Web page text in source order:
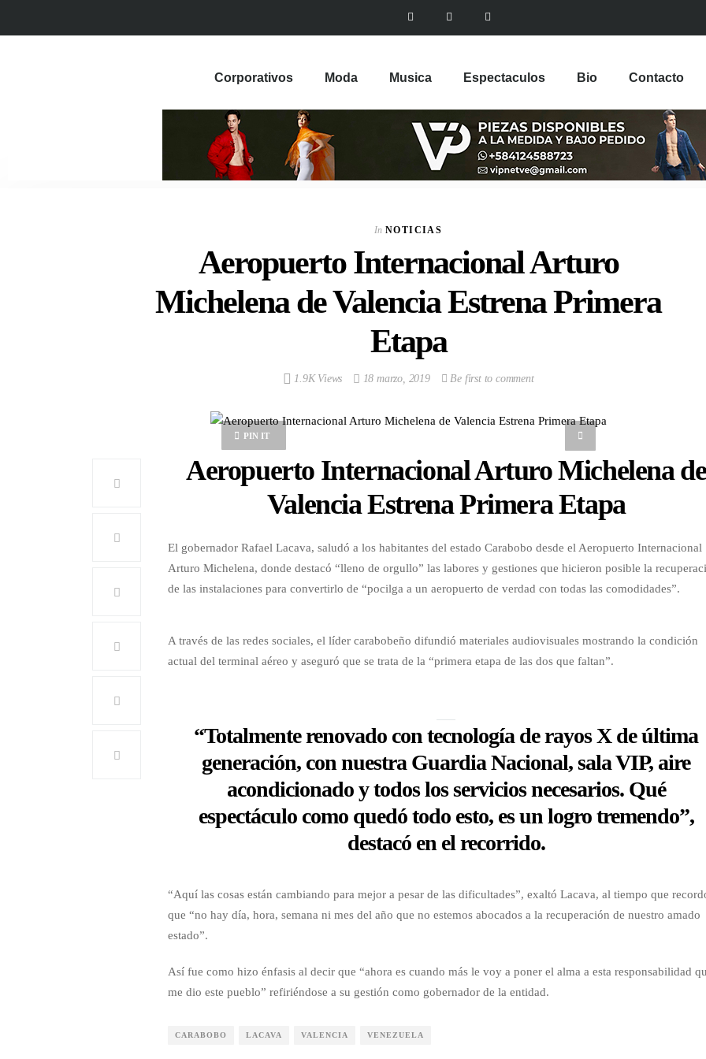
Corporativos Moda Musica Espectaculos Bio Contacto
In NOTICIAS
Aeropuerto Internacional Arturo
Michelena de Valencia Estrena Primera
Etapa
1.9K Views 18 marzo, 2019 Be first to comment
PIN IT
Aeropuerto Internacional Arturo Michelena de
Valencia Estrena Primera Etapa
El gobernador Rafael Lacava, saludó a los habitantes del estado Carabobo desde el Aeropuerto Internacional
Arturo Michelena, donde destacó “lleno de orgullo” las labores y gestiones que hicieron posible la
de las instalaciones para convertirlo de “pocilga a un aeropuerto de verdad con todas las comodidades”.
A través de las redes sociales, el líder carabobeño difundió materiales audiovisuales mostrando la condición
actual del terminal aéreo y aseguró que se trata de la “primera etapa de las dos que faltan”.
“Totalmente renovado con tecnología de rayos X de última
generación, con nuestra Guardia Nacional, sala VIP, aire
acondicionado y todos los servicios necesarios. Qué
espectáculo como quedó todo esto, es un logro tremendo”,
destacó en el recorrido.
“Aquí las cosas están cambiando para mejor a pesar de las dificultades”, exaltó Lacava, al tiempo que
que “no hay día, hora, semana ni mes del año que no estemos abocados a la recuperación de nuestro amado
estado”.
Así fue como hizo énfasis al decir que “ahora es cuando más le voy a poner el alma a esta responsabilidad
me dio este pueblo” refiriéndose a su gestión como gobernador de la entidad.
CARABOBO LACAVA VALENCIA VENEZUELA